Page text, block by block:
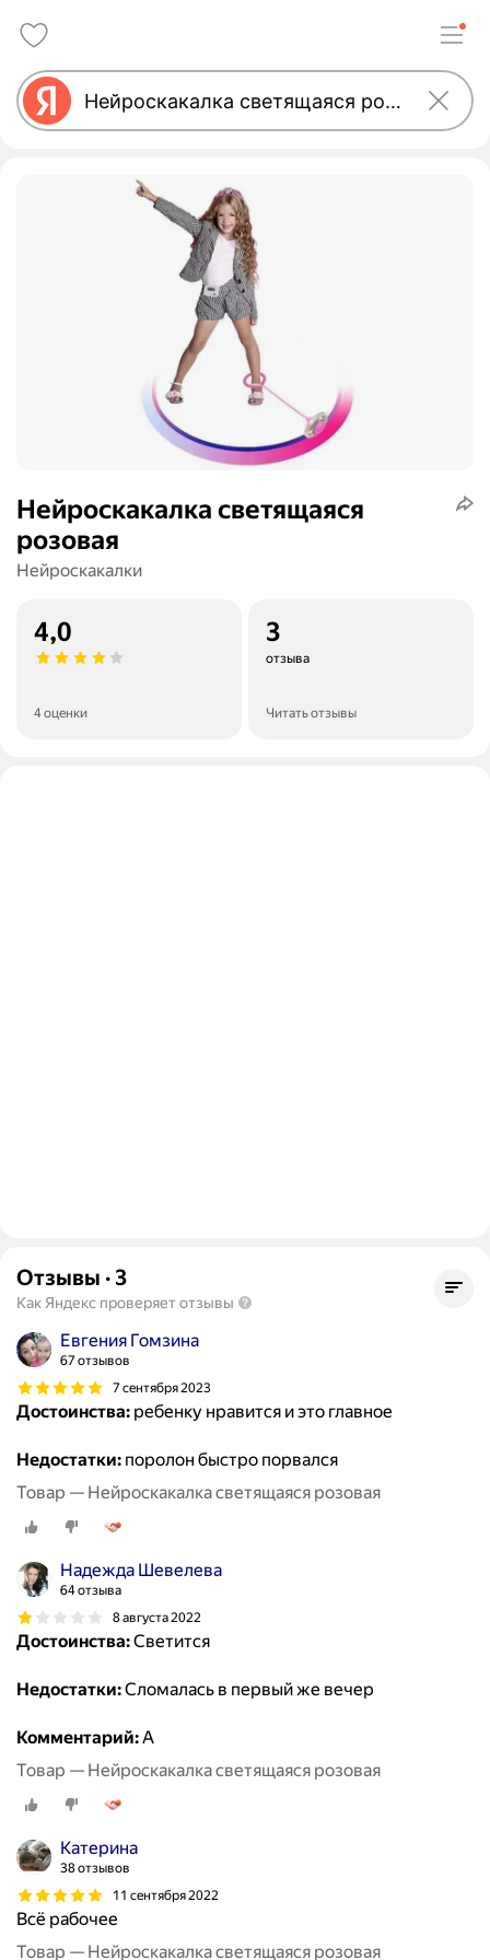
Нейроскакалка светящаяся
розовая
Нейроскакалки
4,0
4 оценки
3
отзыва
Читать отзывы
Отзывы · 3
Как Яндекс проверяет отзывы
Евгения Гомзина
67 отзывов
7 сентября 2023
Достоинства: ребенку нравится и это главное
Недостатки: поролон быстро порвался
Товар — Нейроскакалка светящаяся розовая
Надежда Шевелева
64 отзыва
8 августа 2022
Достоинства:Светится
Недостатки:Сломалась в первый же вечер
Комментарий:А
Товар — Нейроскакалка светящаяся розовая
Катерина
38 отзывов
11 сентября 2022
Всё рабочее
Товар — Нейроскакалка светящаяся розовая